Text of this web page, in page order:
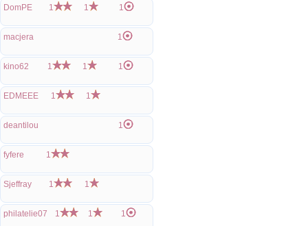
DomPE 1 1 1
macjera 1
kino62 1 1 1
EDMEEE 1 1
deantilou 1
fyfere 1
Sjeffray 1 1
philatelie07 1 1 1